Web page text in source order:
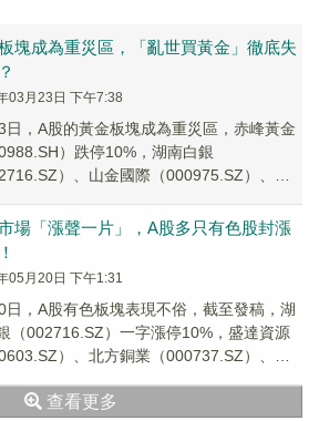
塊成為重災區，「亂世買黃金」徹底失
03月23日 下午7:38
日，A股的黃金板塊成為重災區，赤峰黃金
）跌停10%，湖南白銀
）、山金國際（000975.SZ）、四
場「漲聲一片」，A股多只有色股封漲
05月20日 下午1:31
日，A股有色板塊表現不俗，截至發稿，湖
（002716.SZ）一字漲停10%，盛達資源
）、北方銅業（000737.SZ）、白
查看更多